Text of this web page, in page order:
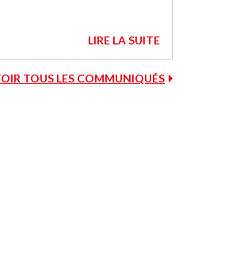
TOUS LES COMMUNIQUÉS
LIRE LA SUITE